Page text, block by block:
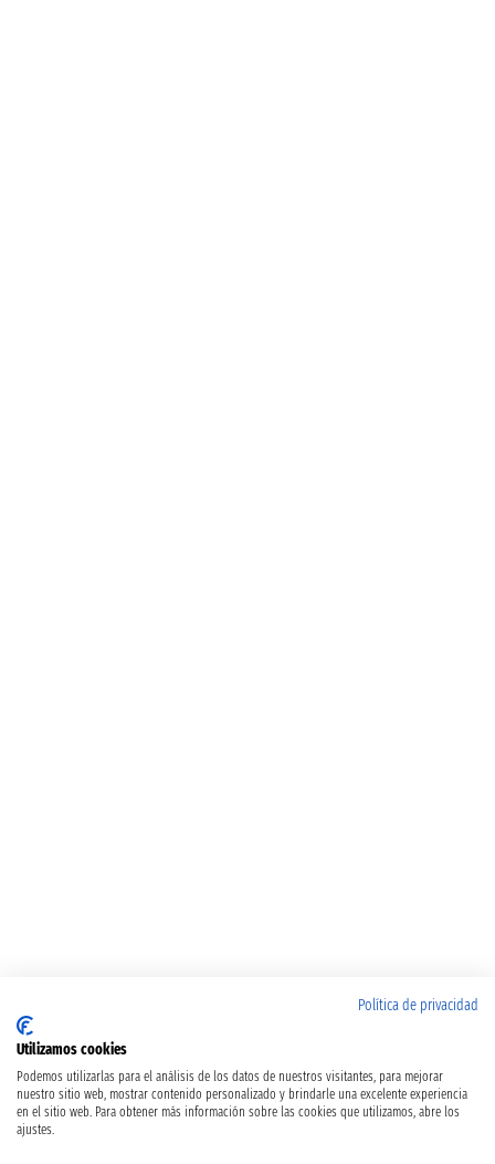
Política de privacidad
Utilizamos cookies
Podemos utilizarlas para el análisis de los datos de nuestros visitantes, para mejorar
nuestro sitio web, mostrar contenido personalizado y brindarle una excelente experiencia
en el sitio web. Para obtener más información sobre las cookies que utilizamos, abre los
ajustes.